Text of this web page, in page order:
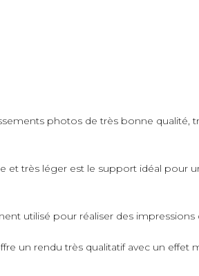
photos de très bonne qualité,
et très léger est le support idéal pour
utilisé pour réaliser des impressions
un rendu très qualitatif avec un effet